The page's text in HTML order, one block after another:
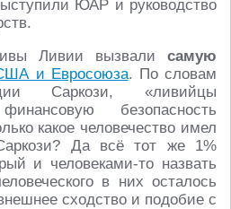
ЮАР и руководство
Ливии вызвали самую
и Евросоюза. По словам
Саркози, «ливийцы
безопасность
какое человечество имел
Да всё тот же 1%
и человеками-то назвать
в них осталось
сходство и подобие с